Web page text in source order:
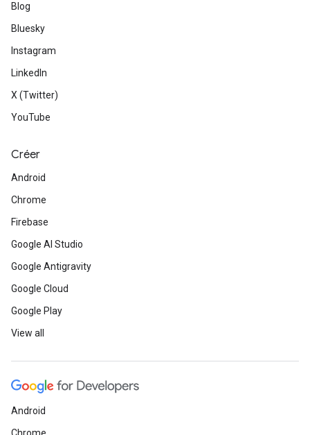
Blog
Bluesky
Instagram
LinkedIn
X (Twitter)
YouTube
Créer
Android
Chrome
Firebase
Google AI Studio
Google Antigravity
Google Cloud
Google Play
View all
Android